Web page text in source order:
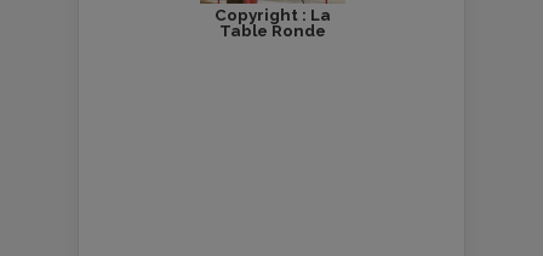
Copyright : La
Table Ronde